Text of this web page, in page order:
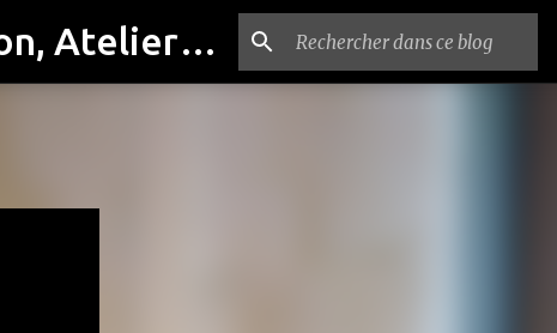
Compagnie PASTEL, Cours de théâtre, Cinéma, Exposition, Ateliers artistiques, Spectacle à Reims